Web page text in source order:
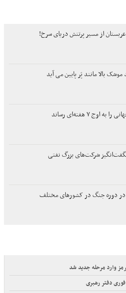
از مسیر پرتنش دریای سرخ!
بالا مانند پَر پایین می آید
اوج ۷ هفته‌ای رساند
شرکت‌های بزرگ نفتی
دوره جنگ در کشورهای مختلف
وارد مرحله جدید شد
دفتر رهبری